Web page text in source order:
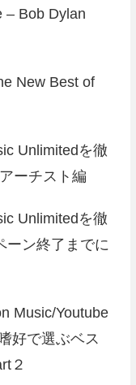
– Bob Dylan
New Best of
Unlimitedを徹
ーチスト編
Unlimitedを徹
ーン終了までに
Music/Youtube
好で選ぶベス
２